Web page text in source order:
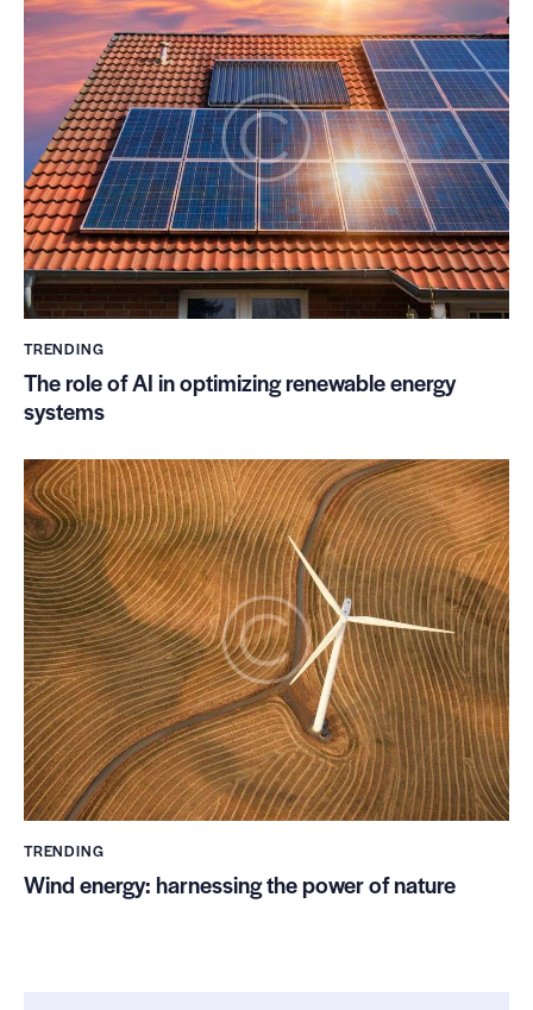
TRENDING
The role of AI in optimizing renewable energy
systems
TRENDING
Wind energy: harnessing the power of nature